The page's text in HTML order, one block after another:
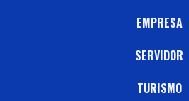
EMPRESA
SERVIDOR
TURISMO